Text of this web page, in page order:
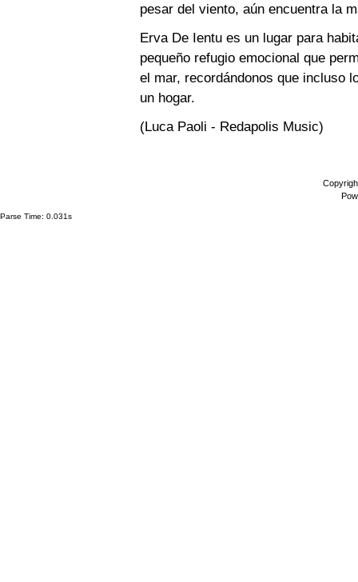
pesar del viento, aún encuentra la
Erva De Ientu es un lugar para
pequeño refugio emocional que
el mar, recordándonos que incluso
un hogar.
(Luca Paoli - Redapolis Music)
Parse Time: 0.031s